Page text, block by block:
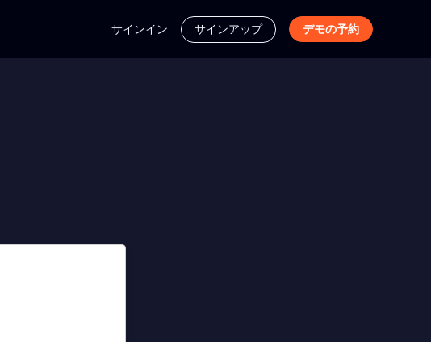
サインイン サインアップ デモの予約